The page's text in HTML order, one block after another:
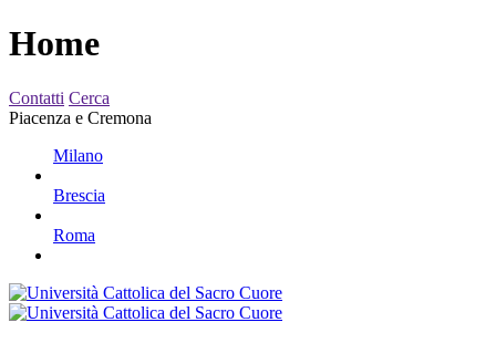
Home
Contatti Cerca
Piacenza e Cremona
Milano
Brescia
Roma